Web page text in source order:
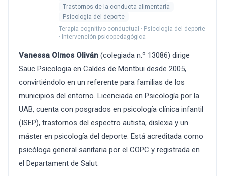
Trastornos de la conducta alimentaria
Psicología del deporte
Terapia cognitivo-conductual · Psicología del deporte
· Intervención psicopedagógica
Vanessa Olmos Oliván (colegiada n.º 13086) dirige
Saüc Psicologia en Caldes de Montbui desde 2005,
convirtiéndolo en un referente para familias de los
municipios del entorno. Licenciada en Psicología por la
UAB, cuenta con posgrados en psicología clínica infantil
(ISEP), trastornos del espectro autista, dislexia y un
máster en psicología del deporte. Está acreditada como
psicóloga general sanitaria por el COPC y registrada en
el Departament de Salut.